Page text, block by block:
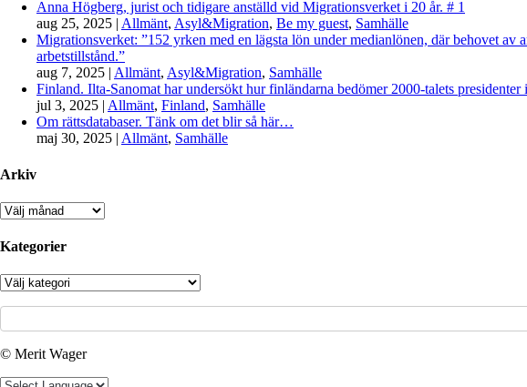
Anna Högberg, jurist och tidigare anställd vid Migrationsverket i 20 år. # 1
aug 25, 2025 | Allmänt, Asyl&Migration, Be my guest, Samhälle
Migrationsverket: ”152 yrken med en lägsta lön under medianlönen, där behovet
arbetstillstånd.”
aug 7, 2025 | Allmänt, Asyl&Migration, Samhälle
Finland. Ilta-Sanomat har undersökt hur finländarna bedömer 2000-talets
jul 3, 2025 | Allmänt, Finland, Samhälle
Om rättsdatabaser. Tänk om det blir så här…
maj 30, 2025 | Allmänt, Samhälle
Arkiv
Arkiv
Kategorier
Kategorier
© Merit Wager